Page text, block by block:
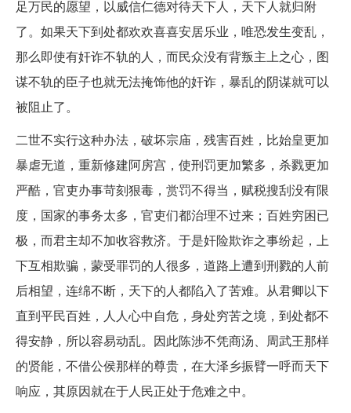
足万民的愿望，以威信仁德对待天下人，天下人就归附
了。如果天下到处都欢欢喜喜安居乐业，唯恐发生变乱，
那么即使有奸诈不轨的人，而民众没有背叛主上之心，图
谋不轨的臣子也就无法掩饰他的奸诈，暴乱的阴谋就可以
被阻止了。
二世不实行这种办法，破坏宗庙，残害百姓，比始皇更加
暴虐无道，重新修建阿房宫，使刑罚更加繁多，杀戮更加
严酷，官吏办事苛刻狠毒，赏罚不得当，赋税搜刮没有限
度，国家的事务太多，官吏们都治理不过来；百姓穷困已
极，而君主却不加收容救济。于是奸险欺诈之事纷起，上
下互相欺骗，蒙受罪罚的人很多，道路上遭到刑戮的人前
后相望，连绵不断，天下的人都陷入了苦难。从君卿以下
直到平民百姓，人人心中自危，身处穷苦之境，到处都不
得安静，所以容易动乱。因此陈涉不凭商汤、周武王那样
的贤能，不借公侯那样的尊贵，在大泽乡振臂一呼而天下
响应，其原因就在于人民正处于危难之中。